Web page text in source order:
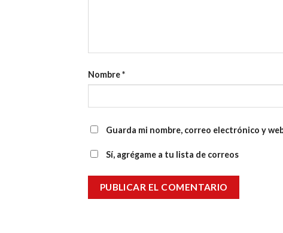
Nombre*
Guarda mi nombre, correo electrónico y
Sí, agrégame a tu lista de correos